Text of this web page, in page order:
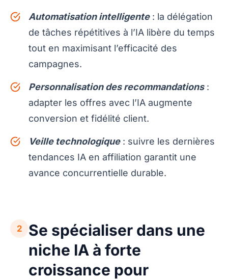
Automatisation intelligente: la délégation
de tâches répétitives à l’IA libère du temps
tout en maximisant l’efficacité des
campagnes.
Personnalisation des recommandations:
adapter les offres avec l’IA augmente
conversion et fidélité client.
Veille technologique: suivre les dernières
tendances IA en affiliation garantit une
avance concurrentielle durable.
2
Se spécialiser dans une
niche IA à forte
croissance pour